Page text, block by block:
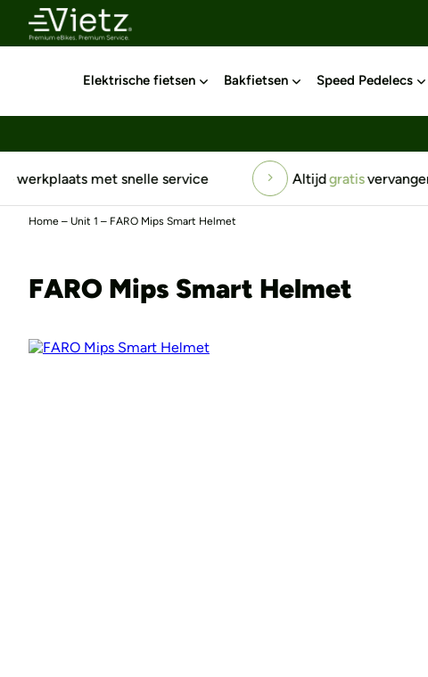
Elektrische fietsen Bakfietsen Speed Pedelecs
Altijd gratisvervangend vervoer Top-service
Home – Unit 1 – FARO Mips Smart Helmet
FARO Mips Smart Helmet